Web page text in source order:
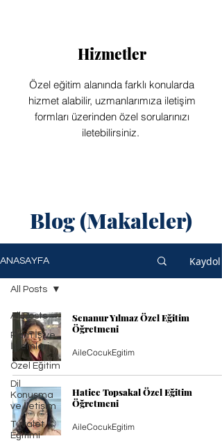
Özel eğitim alanında farklı konularda
hizmet alabilir, uzmanlarımıza iletişim
formları üzerinden özel sorularınızı
iletebilirsiniz.
Hizmetler
Blog (Makaleler)
ANASAYFA Kaydol
All Posts
Ram İş ve
İşlemleri
Özel Eğitim
Dil
Konuşma
ve İletişim
Tuvalet
Eğitimi
All Posts
Senanur Yılmaz Özel Eğitim
Öğretmeni
AileCocukEgitim
Hatice Topsakal Özel Eğitim
Öğretmeni
AileCocukEgitim